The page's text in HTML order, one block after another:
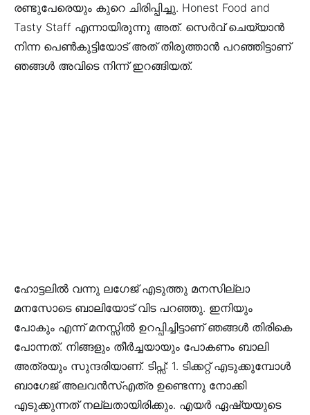
രണ്ടുപേരെയും കുറെ ചിരിപ്പിച്ചു. Honest Food and
Tasty Staff എന്നായിരുന്നു അത്. സെര്‍വ് ചെയ്യാന്‍
നിന്ന പെണ്‍കുട്ടിയോട് അത് തിരുത്താന്‍ പറഞ്ഞിട്ടാണ്
ഞങ്ങള്‍ അവിടെ നിന്ന് ഇറങ്ങിയത്‌.
ഹോട്ടലില്‍ വന്നു ലഗേജ് എടുത്തു മനസില്ലാ
മനസോടെ ബാലിയോട് വിട പറഞ്ഞു. ഇനിയും
പോകും എന്ന് മനസ്സില്‍ ഉറപ്പിച്ചിട്ടാണ് ഞങ്ങള്‍ തിരികെ
പോന്നത്. നിങ്ങളും തീര്‍ച്ചയായും പോകണം ബാലി
അത്രയും സുന്ദരിയാണ്. ടിപ്സ്: 1. ടിക്കറ്റ്‌ എടുക്കുമ്പോള്‍
ബാഗേജ് അലവന്‍സ്എത്ര ഉണ്ടെന്നു നോക്കി
എടുക്കുന്നത് നല്ലതായിരിക്കും. എയര്‍ ഏഷ്യയുടെ